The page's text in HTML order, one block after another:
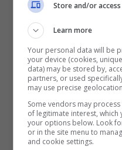
Store and/or
Learn more
Your personal data will be
your device (cookies,
data) may be stored by,
partners, or used
may use precise
Some vendors may
of legitimate interest,
your options below. Look
or in the site menu to
and cookie settings.